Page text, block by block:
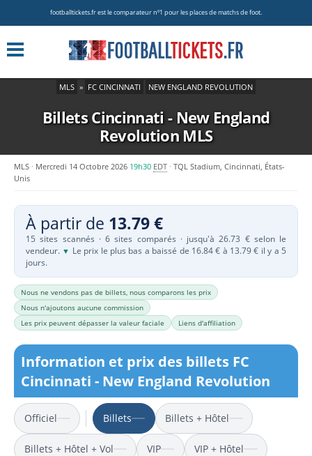
footballtickets.fr est le comparateur nº1 pour les places de matchs de foot.
MLS » FC CINCINNATI NEW ENGLAND REVOLUTION
Billets Cincinnati - New England
RevolutionMLS
MLS Mercredi 14 Octobre 2026 19h30 EDT
TQL Stadium, Cincinnati, États-
Unis
À partir de 13.79 €
15 sites scannés · 6 sites comparés · jusqu'à 26.73 € selon le
vendeur. ▼ Le prix le plus bas a baissé de 16.84 € à 13.79 € il y a 5
jours.
Nous ne vendons pas de billets, nous comparons les prix
Nous n'ajoutons aucune commission
Les prix peuvent dépasser la valeur faciale
Liens d'affiliation
Information et prix des billets FC
Cincinnati - New England Revolution
Officiel Billets Billets + Hôtel
Billets + Hôtel + Vol VIP VIP + Hôtel